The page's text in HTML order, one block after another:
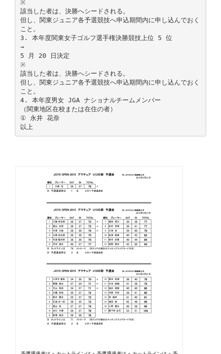
※
該当した者は、決勝へシードされる。
但し、関東ジュニア各予選競技へ申込期間内に申し込んでおく
こと。
3. 本年度関東女子ゴルフ選手権決勝競技上位 5 位
→
5 月 20 日決定
※
該当した者は、決勝へシードされる。
但し、関東ジュニア各予選競技へ申込期間内に申し込んでおく
こと。
4. 本年度男女 JGA ナショナルチームメンバー
（関東地区在校または在住の者）
① 永井 花奈